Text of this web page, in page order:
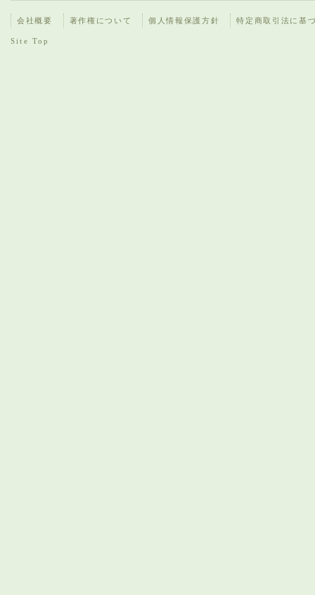
会社概要 著作権について 個人情報保護方針 特定商取引法に基
Site Top